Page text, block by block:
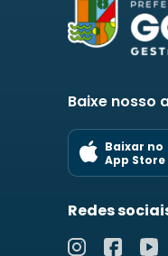
Baixe nosso
Baixar no
App Store
Redes